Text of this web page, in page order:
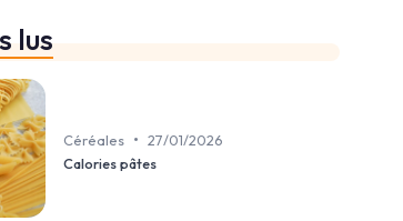
lus
Céréales • 27/01/2026
Calories pâtes